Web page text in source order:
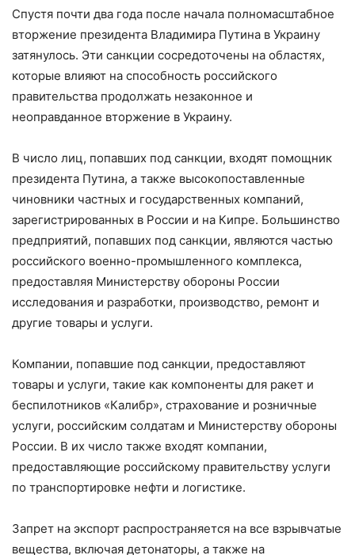
Спустя почти два года после начала полномасштабное
вторжение президента Владимира Путина в Украину
затянулось. Эти санкции сосредоточены на областях,
которые влияют на способность российского
правительства продолжать незаконное и
неоправданное вторжение в Украину.
В число лиц, попавших под санкции, входят помощник
президента Путина, а также высокопоставленные
чиновники частных и государственных компаний,
зарегистрированных в России и на Кипре. Большинство
предприятий, попавших под санкции, являются частью
российского военно-промышленного комплекса,
предоставляя Министерству обороны России
исследования и разработки, производство, ремонт и
другие товары и услуги.
Компании, попавшие под санкции, предоставляют
товары и услуги, такие как компоненты для ракет и
беспилотников «Калибр», страхование и розничные
услуги, российским солдатам и Министерству обороны
России. В их число также входят компании,
предоставляющие российскому правительству услуги
по транспортировке нефти и логистике.
Запрет на экспорт распространяется на все взрывчатые
вещества, включая детонаторы, а также на